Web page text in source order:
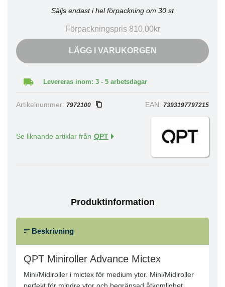
Säljs endast i hel förpackning om 30 st
Förpackningspris 810,00kr
LÄGG I VARUKORGEN
Levereras inom: 3 - 5 arbetsdagar
Artikelnummer: 7972100 EAN: 7393197797215
Se liknande artiklar från QPT
Produktinformation
Beskrivning
QPT Miniroller Advance Mictex
Mini/Midiroller i mictex för medium ytor. Mini/Midiroller